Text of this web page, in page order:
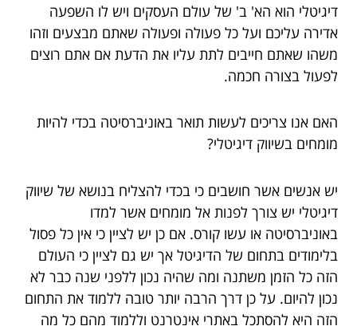
דיגיטלי הוא הא' ב' של עולם העסקים ויש לו השפעה
אדירה עליכם ועל כל פעולה ופעולה שאתם מבצעים וזהו
משהו שאתם חייבים לתת עליו את הדעת אם אתם רוצים
לפעול בצורה חכמה.
האם אנו צריכים לעשות תואר באוניברסיטה בכדי להיות
מומחים בשיווק דיגיטלי?
יש אנשים אשר חושבים כי בכדי להצליח בנושא של שיווק
דיגיטלי יש צורך לפנות אל מומחים אשר למדו
באוניברסיטה או עשו קורס. אם כן יש לציין כי אין כל פסול
בלימודים בתחום של הדיגיטל אך יש גם לציין כי העולם
הזה כל הזמן משתנה ומה שהיה נכון ללפני שנה כבר לא
נכון להיום. על כן דרך הרבה יותר טובה ללמוד את התחום
הזה היא להסתכל באתרי אינטרנט וללמוד מהם כל מה